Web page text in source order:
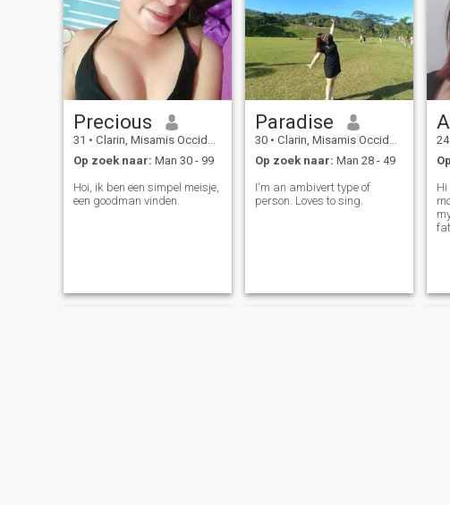
Precious
31 • Clarin, Misamis Occidental, Filipijnen
Op zoek naar: Man 30 - 99
Hoi, ik ben een simpel meisje,
een goodman vinden.
Paradise
30 • Clarin, Misamis Occidental, Filipijnen
Op zoek naar: Man 28 - 49
I'm an ambivert type of
person. Loves to sing.
24